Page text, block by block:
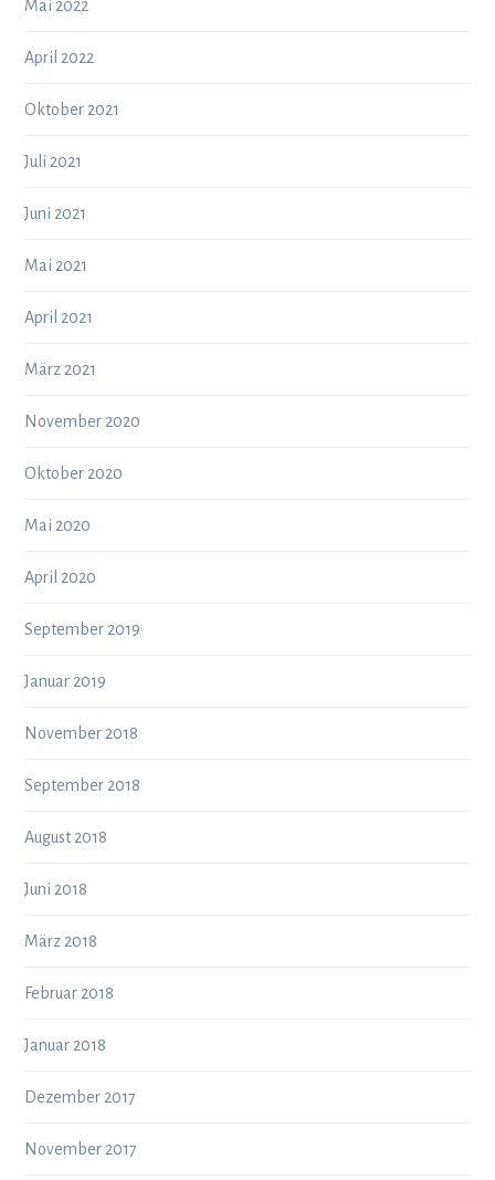
Mai 2022
April 2022
Oktober 2021
Juli 2021
Juni 2021
Mai 2021
April 2021
März 2021
November 2020
Oktober 2020
Mai 2020
April 2020
September 2019
Januar 2019
November 2018
September 2018
August 2018
Juni 2018
März 2018
Februar 2018
Januar 2018
Dezember 2017
November 2017